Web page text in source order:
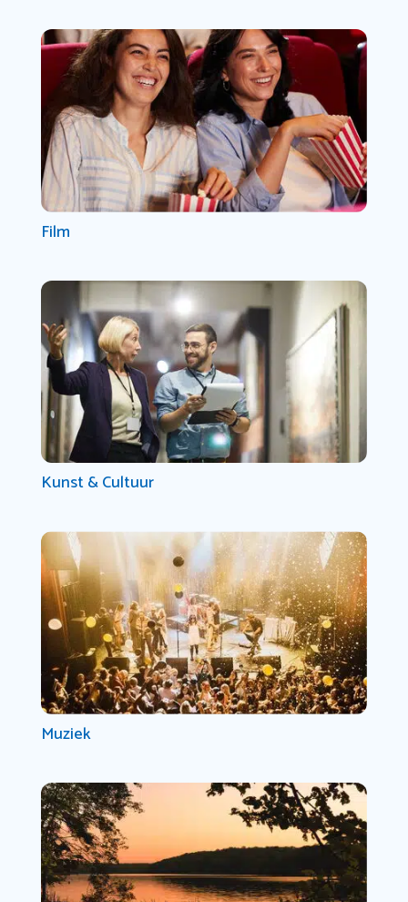
Film
Kunst & Cultuur
Muziek